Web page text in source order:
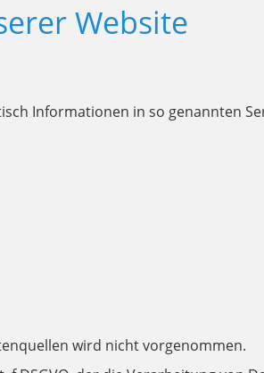
Website
Informationen in so genannten
wird nicht vorgenommen.